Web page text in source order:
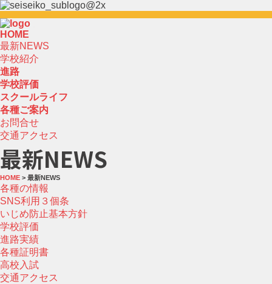
HOME
最新NEWS
学校紹介
進路
学校評価
スクールライフ
各種ご案内
お問合せ
交通アクセス
最新NEWS
HOME > 最新NEWS
各種の情報
SNS利用３個条
いじめ防止基本方針
学校評価
進路実績
各種証明書
高校入試
交通アクセス